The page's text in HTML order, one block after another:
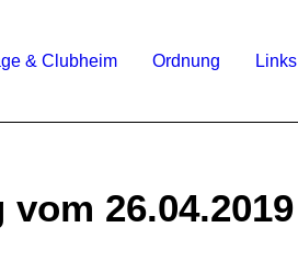
& Clubheim Ordnung Links
26.04.2019